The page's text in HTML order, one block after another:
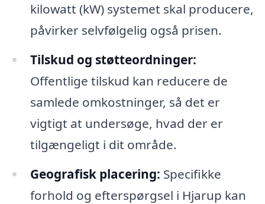
kilowatt (kW) systemet skal producere,
påvirker selvfølgelig også prisen.
Tilskud og støtteordninger:
Offentlige tilskud kan reducere de
samlede omkostninger, så det er
vigtigt at undersøge, hvad der er
tilgængeligt i dit område.
Geografisk placering: Specifikke
forhold og efterspørgsel i Hjarup kan